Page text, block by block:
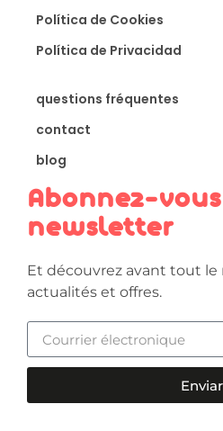
Política de Cookies
Política de Privacidad
questions fréquentes
contact
blog
Abonnez-
newsletter
Et découvrez avant tout
actualités et offres.
Enviar